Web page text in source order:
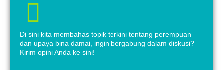
Di sini kita membahas topik terkini tentang perempuan
dan upaya bina damai, ingin bergabung dalam diskusi?
Kirim opini Anda ke sini!